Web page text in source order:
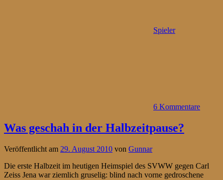
Spieler
6 Kommentare
Was geschah in der Halbzeitpause?
Veröffentlicht am 29. August 2010 von Gunnar
Die erste Halbzeit im heutigen Heimspiel des SVWW gegen Carl
Zeiss Jena war ziemlich gruselig: blind nach vorne gedroschene